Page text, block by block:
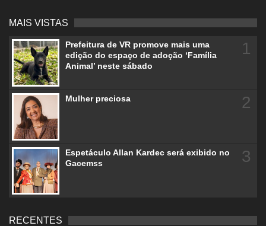
MAIS VISTAS
Prefeitura de VR promove mais uma
edição do espaço de adoção ‘Família
Animal’ neste sábado
1
Mulher preciosa 2
Espetáculo Allan Kardec será exibido no
Gacemss
3
RECENTES